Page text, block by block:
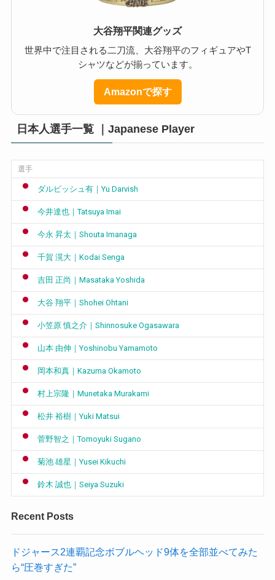
大谷翔平関連グッズ
世界中で注目される二刀流、大谷翔平のフィギュアやT
シャツなどが揃っています。
Amazonで探す
日本人選手一覧 ｜Japanese Player
選手
ダルビッシュ有｜Yu Darvish
今井達也｜Tatsuya Imai
今永 昇太｜Shouta Imanaga
千賀 滉大｜Kodai Senga
吉田 正尚｜Masataka Yoshida
大谷 翔平｜Shohei Ohtani
小笠原 慎之介｜Shinnosuke Ogasawara
山本 由伸｜Yoshinobu Yamamoto
岡本和真｜Kazuma Okamoto
村上宗隆｜Munetaka Murakami
松井 裕樹｜Yuki Matsui
菅野智之｜Tomoyuki Sugano
菊池 雄星｜Yusei Kikuchi
鈴木 誠也｜Seiya Suzuki
Recent Posts
ドジャース2連覇記念ボブルヘッド9体を全部並べてみた
ら“圧巻すぎた”